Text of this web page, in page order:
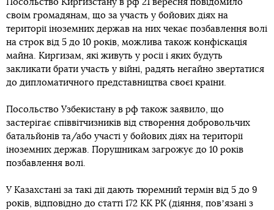
Посольство Киргизстану в рф 21 вересня повідомило
своїм громадянам, що за участь у бойових діях на
території іноземних держав на них чекає позбавлення волі
на строк від 5 до 10 років, можлива також конфіскація
майна. Киргизам, які живуть у росії і яких будуть
закликати брати участь у війні, радять негайно звертатися
до дипломатичного представництва своєї країни.
Посольство Узбекистану в рф також заявило, що
застерігає співвітчизників від створення добровольчих
батальйонів та/або участі у бойових діях на території
іноземних держав. Порушникам загрожує до 10 років
позбавлення волі.
У Казахстані за такі дії дають тюремний термін від 5 до 9
років, відповідно до статті 172 КК РК (діяння, повʼязані з